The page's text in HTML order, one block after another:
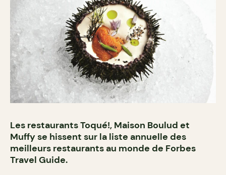
Les restaurants Toqué!, Maison Boulud et
Muffy se hissent sur la liste annuelle des
meilleurs restaurants au monde de Forbes
Travel Guide.